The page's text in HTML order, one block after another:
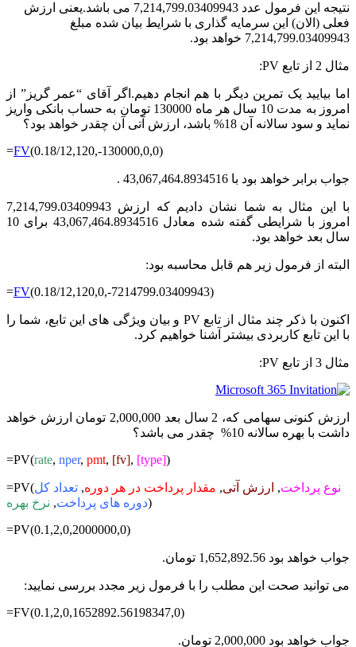
نتیجه این فرمول عدد 7,214,799.03409943 می باشد.یعنی ارزش
فعلی (الان) این سرمایه گذاری با شرایط بیان شده مبلغ
7,214,799.03409943 خواهد بود.
مثال 2 از تابع PV:
اما بیایید یک تمرین دیگر با هم انجام دهیم.اگر آقای “عمر گریز” از
امروز به مدت 10 سال هر ماه 130000 تومان به حساب بانکی واریز
نماید و سود سالانه آن 18% باشد، ارزش آتی آن چقدر خواهد بود؟
=FV(0.18/12,120,-130000,0,0)
جواب برابر خواهد بود با 43,067,464.8934516 .
با این مثال به شما نشان دادیم که ارزش 7,214,799.03409943
امروز با شرایطی گفته شده معادل 43,067,464.8934516 برای 10
سال بعد خواهد بود.
البته از فرمول زیر هم قابل محاسبه بود:
=FV(0.18/12,120,0,-7214799.03409943)
اکنون با ذکر چند مثال از تابع PV و بیان ویژگی های این تابع، شما را
با این تابع کاربردی بیشتر آشنا خواهیم کرد.
مثال 3 از تابع PV:
ارزش کنونی سهامی که، 2 سال بعد 2,000,000 تومان ارزش خواهد
داشت با بهره سالانه 10% چقدر می باشد؟
=PV(rate, nper, pmt, [fv], [type])
=PV( نوع پرداخت, ارزش آتی, مقدار پرداخت در هر دوره, تعداد کل
دوره های پرداخت, نرخ بهره
)
=PV(0.1,2,0,2000000,0)
جواب خواهد بود 1,652,892.56 تومان.
می توانید صحت این مطلب را با فرمول زیر مجدد بررسی نمایید:
=FV(0.1,2,0,1652892.56198347,0)
جواب خواهد بود 2,000,000 تومان.